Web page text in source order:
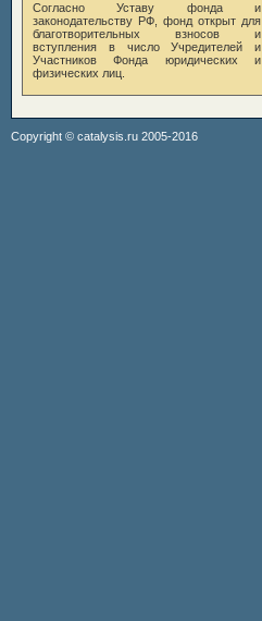
Согласно Уставу фонда и
законодательству РФ, фонд открыт для
благотворительных взносов и
вступления в число Учредителей и
Участников Фонда юридических и
физических лиц.
Copyright © catalysis.ru 2005-2016